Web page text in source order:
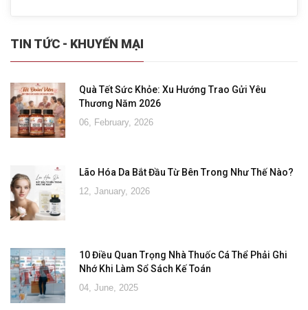
TIN TỨC - KHUYẾN MẠI
Quà Tết Sức Khỏe: Xu Hướng Trao Gửi Yêu
Thương Năm 2026
06, February, 2026
Lão Hóa Da Bắt Đầu Từ Bên Trong Như Thế Nào?
12, January, 2026
10 Điều Quan Trọng Nhà Thuốc Cá Thể Phải Ghi
Nhớ Khi Làm Sổ Sách Kế Toán
04, June, 2025